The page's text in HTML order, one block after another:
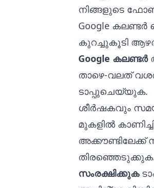
നിങ്ങളുടെ
Google
കുറച്ചുകൂടി
Google കലണ്ടർ
താഴെ-വലത്
ടാപ്പുചെയ്യുക.
ശീർഷകവും
മുകളിൽ
അക്കൗണ്ടിലേക്ക്
സംരക്ഷിക്കുക